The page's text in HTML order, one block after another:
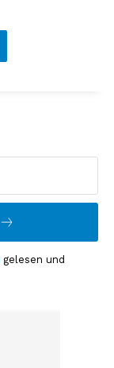
gelesen und